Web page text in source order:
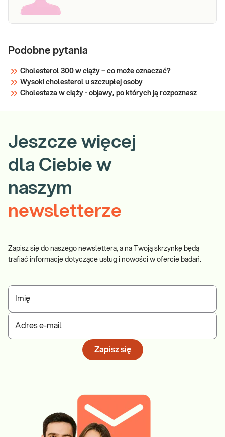
Podobne pytania
Cholesterol 300 w ciąży – co może oznaczać?
Wysoki cholesterol u szczupłej osoby
Cholestaza w ciąży - objawy, po których ją rozpoznasz
Jeszcze więcej
dla Ciebie w
naszym
newsletterze
Zapisz się do naszego newslettera, a na Twoją skrzynkę będą
trafiać informacje dotyczące usług i nowości w ofercie badań.
Imię
Adres e-mail
Zapisz się